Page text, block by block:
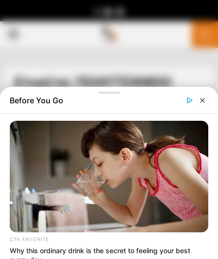
Ετικέτα: ΠΟΛΥΤΕΧΝΕΙΟ
ΑΠΟΨΕΙΣ ΙΣΤΟΡΙΑ
Οταν οι Γραικυλοι Ραγιαδες προσκυνουν
Before You Go
CTA FAVORITE
Why this ordinary drink is the secret to feeling your best